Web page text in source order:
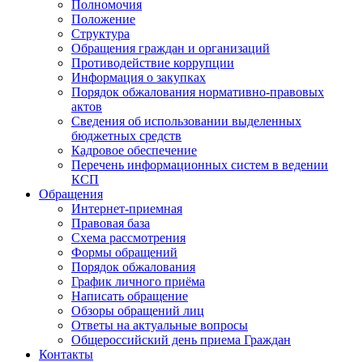
Полномочия
Положение
Структура
Обращения граждан и организаций
Противодействие коррупции
Информация о закупках
Порядок обжалования нормативно-правовых
актов
Сведения об использовании выделенных
бюджетных средств
Кадровое обеспечение
Перечень информационных систем в ведении
КСП
Обращения
Интернет-приемная
Правовая база
Схема рассмотрения
Формы обращений
Порядок обжалования
График личного приёма
Написать обращение
Обзоры обращений лиц
Ответы на актуальные вопросы
Общероссийский день приема Граждан
Контакты